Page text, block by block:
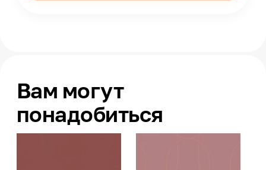
Вам могут
понадобиться